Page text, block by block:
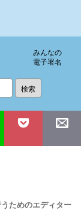
みんなの
電子署名
ためのエディター